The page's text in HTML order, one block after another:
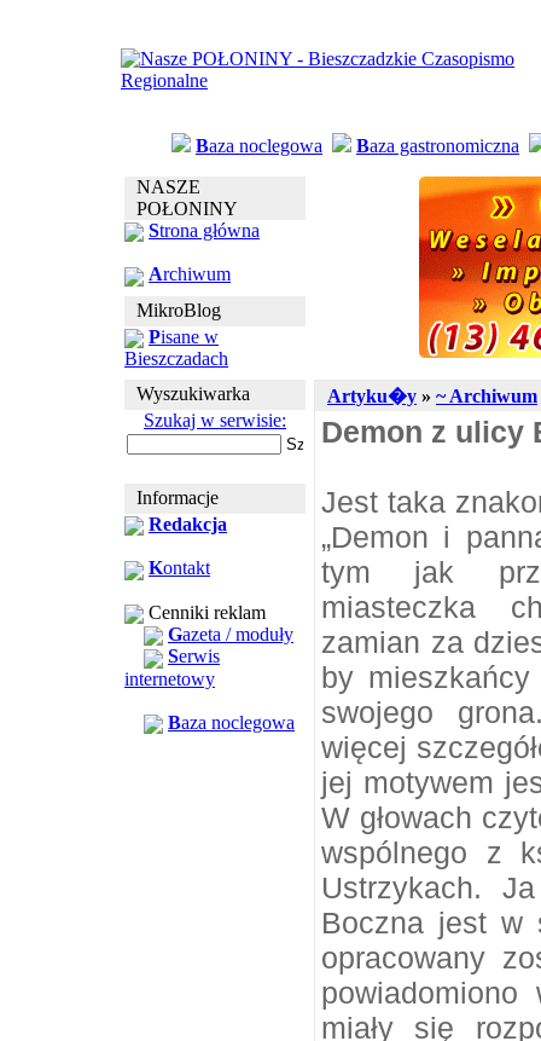
Baza noclegowa Baza gastronomiczna
NASZE
POŁONINY
Strona główna
Archiwum
MikroBlog
Pisane w
Bieszczadach
Wyszukiwarka
Szukaj w serwisie:
Informacje
Redakcja
Kontakt
Cenniki reklam
Gazeta / moduły
Serwis
internetowy
Baza noclegowa
Artyku�y » ~ Archiwum
Demon z ulicy
Jest taka
„Demon i
tym jak
miasteczka
zamian za
by
swojego
więcej
jej motywem
W głowach
wspólnego z
Ustrzykach.
Boczna jest w
opracowany
miały się